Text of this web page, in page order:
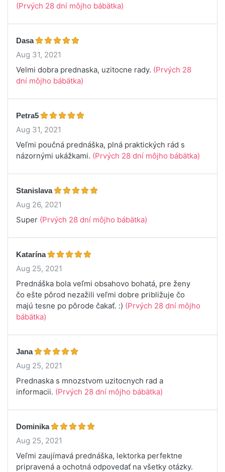
(Prvých 28 dní môjho bábätka)
Dasa
Aug 31, 2021
Velmi dobra prednaska, uzitocne rady. (Prvých 28
dní môjho bábätka)
Petra5
Aug 31, 2021
Veľmi poučná prednáška, plná praktických rád s
názornými ukážkami. (Prvých 28 dní môjho bábätka)
Stanislava
Aug 26, 2021
Super (Prvých 28 dní môjho bábätka)
Katarína
Aug 25, 2021
Prednáška bola veľmi obsahovo bohatá, pre ženy
čo ešte pôrod nezažili veľmi dobre približuje čo
majú tesne po pôrode čakať. :) (Prvých 28 dní môjho
bábätka)
Jana
Aug 25, 2021
Prednaska s mnozstvom uzitocnych rad a
informacii. (Prvých 28 dní môjho bábätka)
Dominika
Aug 25, 2021
Veľmi zaujímavá prednáška, lektorka perfektne
pripravená a ochotná odpovedať na všetky otázky.